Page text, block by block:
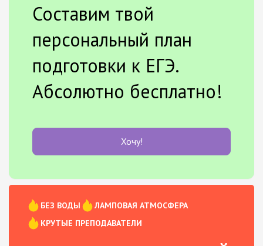
Составим твой
персональный план
подготовки к ЕГЭ.
Абсолютно бесплатно!
Хочу!
БЕЗ ВОДЫ
ЛАМПОВАЯ АТМОСФЕРА
КРУТЫЕ ПРЕПОДАВАТЕЛИ